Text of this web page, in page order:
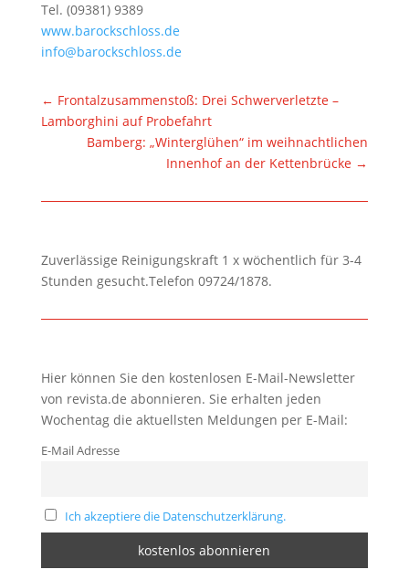
Tel. (09381) 9389
www.barockschloss.de
info@barockschloss.de
← Frontalzusammenstoß: Drei Schwerverletzte –
Lamborghini auf Probefahrt
Bamberg: „Winterglühen“ im weihnachtlichen
Innenhof an der Kettenbrücke →
Zuverlässige Reinigungskraft 1 x wöchentlich für 3-4
Stunden gesucht.Telefon 09724/1878.
Hier können Sie den kostenlosen E-Mail-Newsletter
von revista.de abonnieren. Sie erhalten jeden
Wochentag die aktuellsten Meldungen per E-Mail:
E-Mail Adresse
Ich akzeptiere die Datenschutzerklärung.